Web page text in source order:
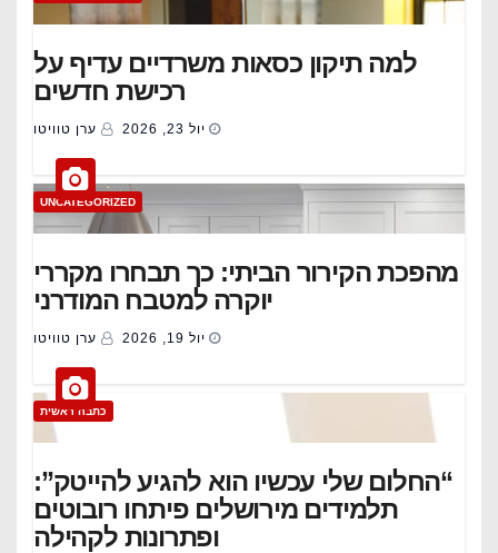
למה תיקון כסאות משרדיים עדיף על
רכישת חדשים
יול 23, 2026 ערן טוויטו
UNCATEGORIZED
מהפכת הקירור הביתי: כך תבחרו מקררי
יוקרה למטבח המודרני
יול 19, 2026 ערן טוויטו
כתבה ראשית
“החלום שלי עכשיו הוא להגיע להייטק”:
תלמידים מירושלים פיתחו רובוטים
ופתרונות לקהילה